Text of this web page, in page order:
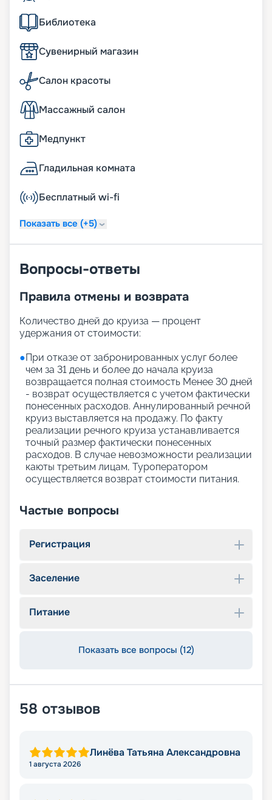
Библиотека
Сувенирный магазин
Салон красоты
Массажный салон
Медпункт
Гладильная комната
Бесплатный wi-fi
Показать все (+5)
Вопросы-ответы
Правила отмены и возврата
Количество дней до круиза — процент
удержания от стоимости:
●При отказе от забронированных услуг более
чем за 31 день и более до начала круиза
возвращается полная стоимость Менее 30 дней
- возврат осуществляется с учетом фактически
понесенных расходов. Аннулированный речной
круиз выставляется на продажу. По факту
реализации речного круиза устанавливается
точный размер фактически понесенных
расходов. В случае невозможности реализации
каюты третьим лицам, Туроператором
осуществляется возврат стоимости питания.
Частые вопросы
Регистрация
Заселение
Питание
Показать все вопросы (12)
58 отзывов
Линёва Татьяна Александровна
1 августа 2026